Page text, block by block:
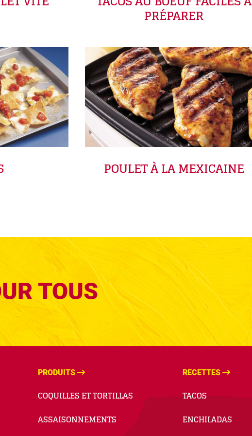
PRÉPARER
POULET À LA MEXICAINE
TOUS
PRODUITS
COQUILLES ET TORTILLAS
ASSAISONNEMENTS
RECETTES
TACOS
ENCHILADAS